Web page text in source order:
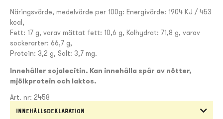
Näringsvärde, medelvärde per 100g: Energivärde: 1904 KJ / 453
kcal,
Fett: 17 g, varav mättat fett: 10,6 g, Kolhydrat: 71,8 g, varav
sockerarter: 66,7 g,
Protein: 3,2 g, Salt: 3,7 mg.
Innehåller sojalecitin. Kan innehålla spår av nötter,
mjölkprotein och laktos.
Art. nr: 2458
Innehållsdeklaration